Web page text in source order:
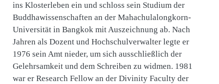
ins Klosterleben ein und schloss sein Studium der
Buddhawissenschaften an der Mahachulalongkorn-
Universität in Bangkok mit Auszeichnung ab. Nach
Jahren als Dozent und Hochschulverwalter legte er
1976 sein Amt nieder, um sich ausschließlich der
Gelehrsamkeit und dem Schreiben zu widmen. 1981
war er Research Fellow an der Divinity Faculty der